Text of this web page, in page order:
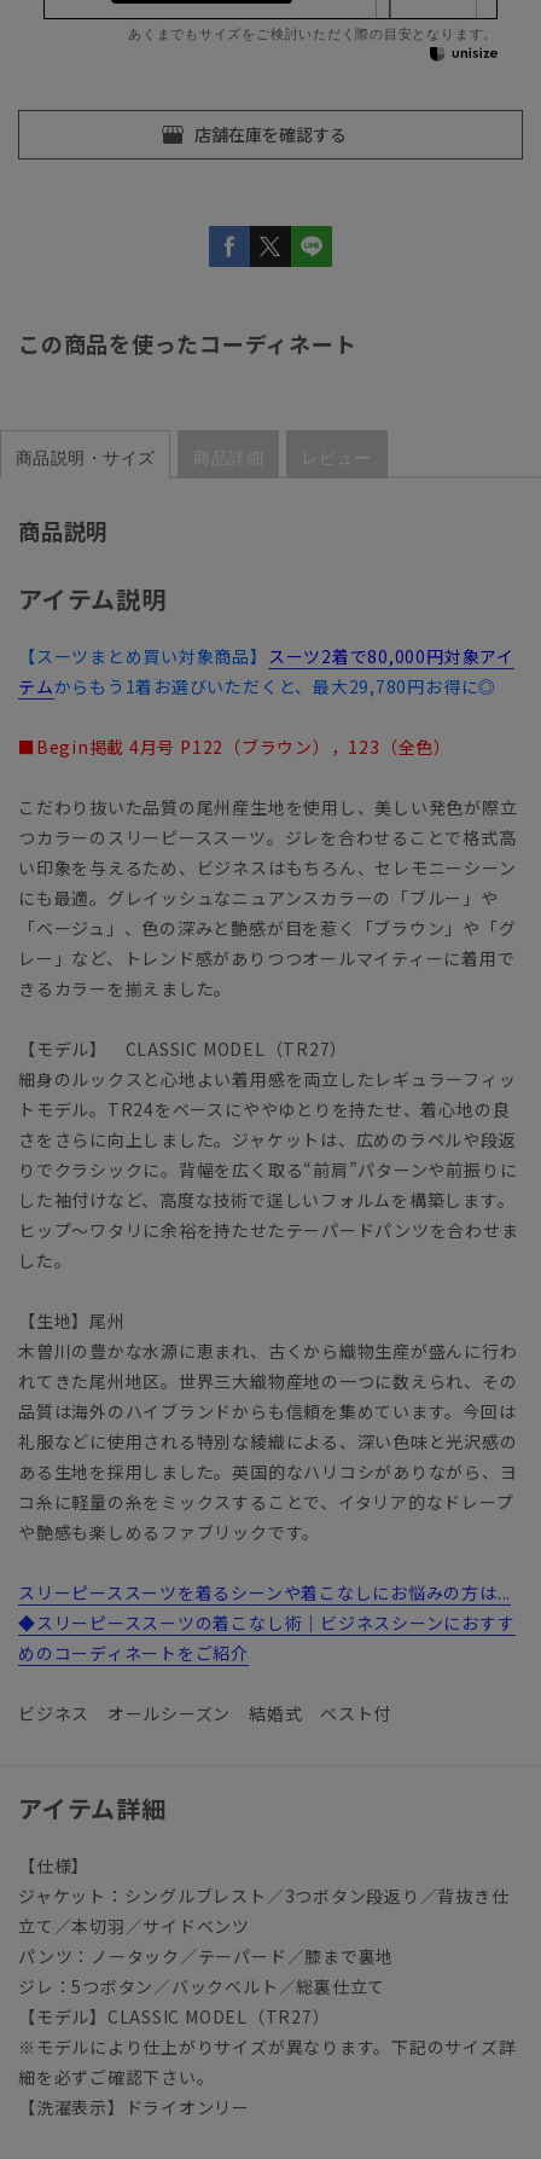
あくまでもサイズをご検討いただく際の目安となります。
この商品を使ったコーディネート
商品説明・サイズ 商品詳細 レビュー
商品説明
アイテム説明
【スーツまとめ買い対象商品】 スーツ2着で80,000円対象アイ
テムからもう1着お選びいただくと、最大29,780円お得に◎
■Begin掲載 4月号 P122（ブラウン），123（全色）
こだわり抜いた品質の尾州産生地を使用し、美しい発色が際立
つカラーのスリーピーススーツ。ジレを合わせることで格式高
い印象を与えるため、ビジネスはもちろん、セレモニーシーン
にも最適。グレイッシュなニュアンスカラーの「ブルー」や
「ベージュ」、色の深みと艶感が目を惹く「ブラウン」や「グ
レー」など、トレンド感がありつつオールマイティーに着用で
きるカラーを揃えました。
【モデル】 CLASSIC MODEL（TR27）
細身のルックスと心地よい着用感を両立したレギュラーフィッ
トモデル。TR24をベースにややゆとりを持たせ、着心地の良
さをさらに向上しました。ジャケットは、広めのラペルや段返
りでクラシックに。背幅を広く取る“前肩”パターンや前振りに
した袖付けなど、高度な技術で逞しいフォルムを構築します。
ヒップ～ワタリに余裕を持たせたテーパードパンツを合わせま
した。
【生地】尾州
木曽川の豊かな水源に恵まれ、古くから織物生産が盛んに行わ
れてきた尾州地区。世界三大織物産地の一つに数えられ、その
品質は海外のハイブランドからも信頼を集めています。今回は
礼服などに使用される特別な綾織による、深い色味と光沢感の
ある生地を採用しました。英国的なハリコシがありながら、ヨ
コ糸に軽量の糸をミックスすることで、イタリア的なドレープ
や艶感も楽しめるファブリックです。
スリーピーススーツを着るシーンや着こなしにお悩みの方は...
◆スリーピーススーツの着こなし術｜ビジネスシーンにおすす
めのコーディネートをご紹介
ビジネス オールシーズン 結婚式 ベスト付
アイテム詳細
【仕様】
ジャケット：シングルブレスト／3つボタン段返り／背抜き仕
立て／本切羽／サイドベンツ
パンツ：ノータック／テーパード／膝まで裏地
ジレ：5つボタン／バックベルト／総裏仕立て
【モデル】CLASSIC MODEL（TR27）
※モデルにより仕上がりサイズが異なります。下記のサイズ詳
細を必ずご確認下さい。
【洗濯表示】ドライオンリー